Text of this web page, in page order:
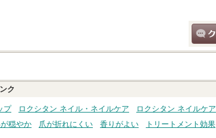
ク
プ ロクシタン ネイル・ネイルケア
ロクシタン ネイルケア
穏やか 爪が折れにくい 香りがよい トリートメント効果